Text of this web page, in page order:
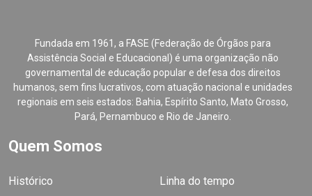
Fundada em 1961, a FASE (Federação de Órgãos para
Assistência Social e Educacional) é uma organização não
governamental de educação popular e defesa dos direitos
humanos, sem fins lucrativos, com atuação nacional e unidades
regionais em seis estados: Bahia, Espírito Santo, Mato Grosso,
Pará, Pernambuco e Rio de Janeiro.
Quem Somos
Histórico
Linha do tempo